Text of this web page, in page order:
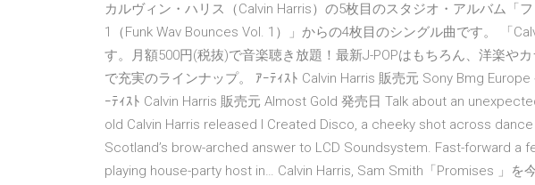
カルヴィン・ハリス（Calvin Harris）の5枚目のスタジオ・アルバム「
1（Funk Wav Bounces Vol. 1）」からの4枚目のシングル曲です。 「
す。月額500円(税抜)で音楽聴き放題！最新J-POPはもちろん、洋楽や
で充実のラインナップ。 ｱｰﾃｨｽﾄ Calvin Harris 販売元 Sony Bmg
ｰﾃｨｽﾄ Calvin Harris 販売元 Almost Gold 発売日 ‎Talk about an
old Calvin Harris released I Created Disco, a cheeky shot across
Scotland’s brow-arched answer to LCD Soundsystem. Fast-forward a
playing house-party host in… Calvin Harris, Sam Smith「Promises 」を